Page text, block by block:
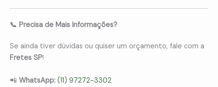
📞 Precisa de Mais Informações?
Se ainda tiver dúvidas ou quiser um orçamento, fale com a
Fretes SP!
📲 WhatsApp: (11) 97272-3302